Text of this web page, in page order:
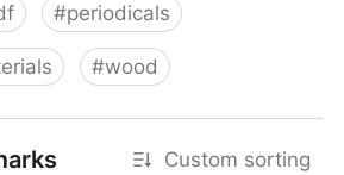
#periodicals
#wood
Custom sorting